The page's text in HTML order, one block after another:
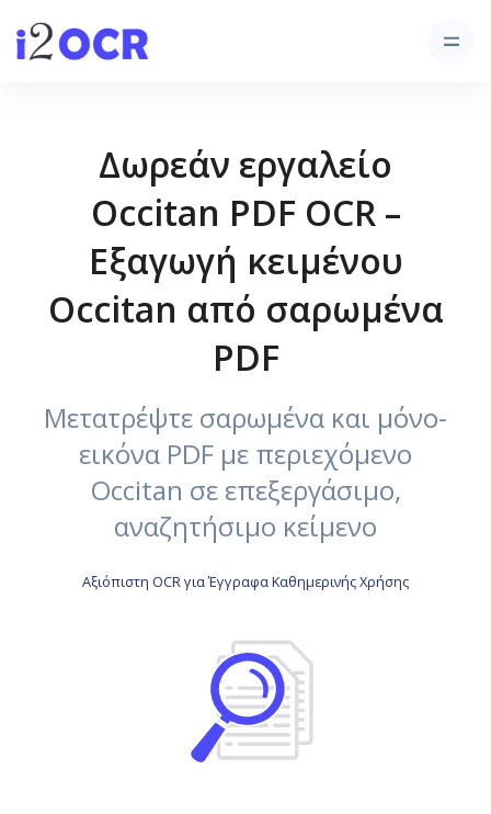
Δωρεάν εργαλείο
Occitan PDF OCR –
Εξαγωγή κειμένου
Occitan από σαρωμένα
PDF
Μετατρέψτε σαρωμένα και μόνο-
εικόνα PDF με περιεχόμενο
Occitan σε επεξεργάσιμο,
αναζητήσιμο κείμενο
Αξιόπιστη OCR για Έγγραφα Καθημερινής Χρήσης